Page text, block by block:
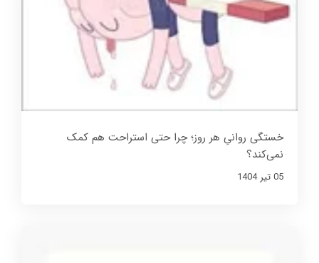
خستگی روانیِ هر روز؛ چرا حتی استراحت هم کمک
نمی‌کند؟
05 تير 1404